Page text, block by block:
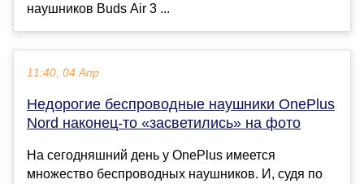
наушников Buds Air 3 ...
11:40, 04 Апр
Недорогие беспроводные наушники OnePlus
Nord наконец-то «засветились» на фото
На сегодняшний день у OnePlus имеется
множество беспроводных наушников. И, судя по